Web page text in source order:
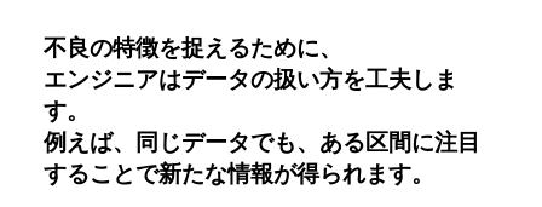
不良の特徴を捉えるために、
エンジニアはデータの扱い方を工夫しま
す。
例えば、同じデータでも、ある区間に注目
することで新たな情報が得られます。